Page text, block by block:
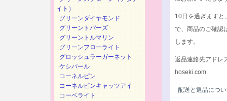
10日を過ぎますと
で、商品のご確認
します。
返品連絡先アドレ
hoseki.com
配送と返品につ
イト）
グリーンダイヤモンド
グリーントパーズ
グリーントルマリン
グリーンフローライト
グロッシュラーガーネット
ケシパール
コーネルピン
コーネルピンキャッツアイ
コーベライト